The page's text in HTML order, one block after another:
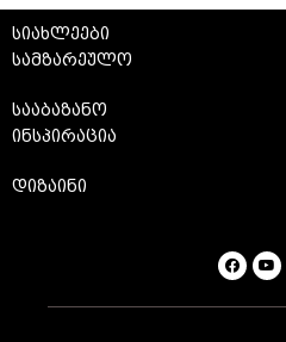
სიახლეები
სამზარეულო
სააბაზანო
ინსპირაცია
დიზაინი